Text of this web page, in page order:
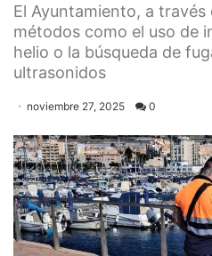
El Ayuntamiento, a través
métodos como el uso de
helio o la búsqueda de
ultrasonidos
noviembre 27, 2025 0